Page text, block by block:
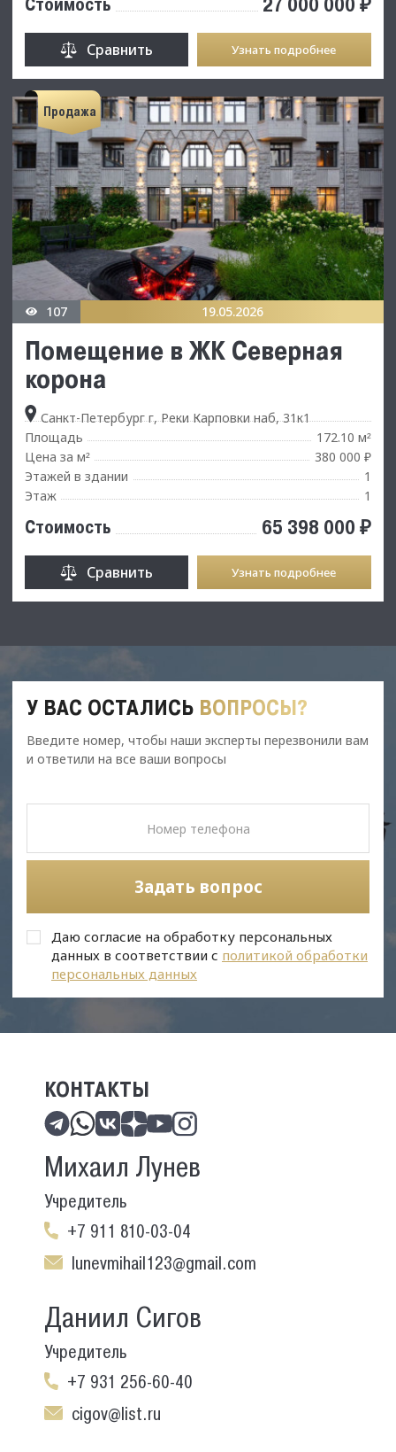
Сравнить Узнать подробнее
Продажа
107 19.05.2026
Помещение в ЖК Северная
корона
Санкт-Петербург г, Реки Карповки наб, 31к1
Площадь
172.10 м²
Цена за м²
380 000 ₽
Этажей в здании
1
Этаж
1
Стоимость 65 398 000 ₽
Сравнить Узнать подробнее
У ВАС ОСТАЛИСЬ ВОПРОСЫ?
Введите номер, чтобы наши эксперты перезвонили вам
и ответили на все ваши вопросы
Задать вопрос
Даю согласие на обработку персональных
данных в соответствии с политикой обработки
персональных данных
КОНТАКТЫ
Михаил Лунев
Учредитель
+7 911 810-03-04
lunevmihail123@gmail.com
Даниил Сигов
Учредитель
+7 931 256-60-40
cigov@list.ru